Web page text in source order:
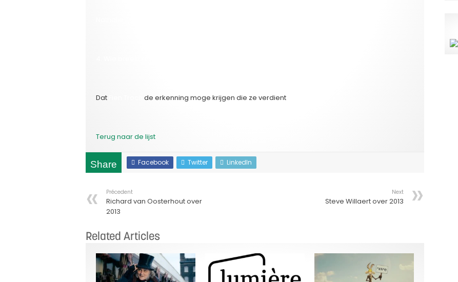
Dat de erkenning moge krijgen die ze verdient
Terug naar de lijst
Share Facebook Twitter LinkedIn
Précedent
Richard van Oosterhout over
2013
Next
Steve Willaert over 2013
Related Articles